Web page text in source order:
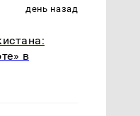
день назад
в